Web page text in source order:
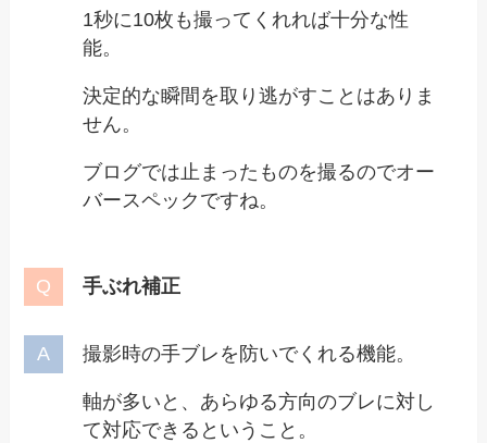
1秒に10枚も撮ってくれれば十分な性
能。
決定的な瞬間を取り逃がすことはありま
せん。
ブログでは止まったものを撮るのでオー
バースペックですね。
手ぶれ補正
撮影時の手ブレを防いでくれる機能。
軸が多いと、あらゆる方向のブレに対し
て対応できるということ。